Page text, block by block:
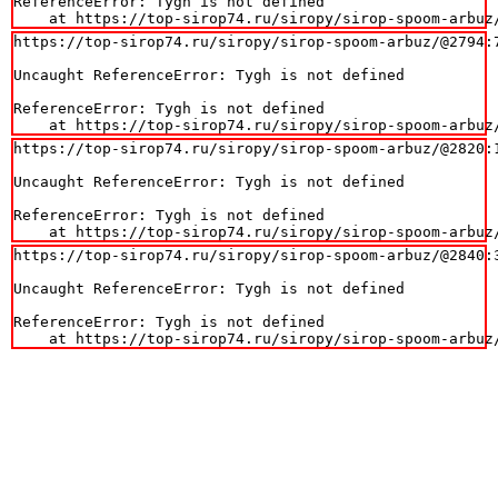
at https://top-sirop74.ru/siropy/sirop-spoom-
https://top-sirop74.ru/siropy/sirop-spoom-arbuz/
Uncaught ReferenceError: Tygh is not defined
ReferenceError: Tygh is not defined
at https://top-sirop74.ru/siropy/sirop-spoom-
https://top-sirop74.ru/siropy/sirop-spoom-arbuz/
Uncaught ReferenceError: Tygh is not defined
ReferenceError: Tygh is not defined
at https://top-sirop74.ru/siropy/sirop-spoom-
https://top-sirop74.ru/siropy/sirop-spoom-arbuz/
Uncaught ReferenceError: Tygh is not defined
ReferenceError: Tygh is not defined
at https://top-sirop74.ru/siropy/sirop-spoom-